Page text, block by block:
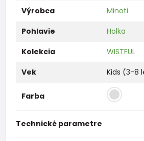
Výrobca
Minoti
Pohlavie
Holka
Kolekcia
WISTFUL
Vek
Kids (3-8
Farba
Technické parametre